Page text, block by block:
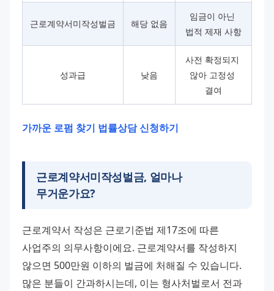
근로계약서미작성벌금 해당 없음
임금이 아닌
법적 제재 사항
성과급 낮음
사전 확정되지
않아 고정성
결여
가까운 로펌 찾기 법률상담 신청하기
근로계약서미작성벌금, 얼마나
무거운가요?
근로계약서 작성은 근로기준법 제17조에 따른
사업주의 의무사항이에요. 근로계약서를 작성하지
않으면 500만원 이하의 벌금에 처해질 수 있습니다.
많은 분들이 간과하시는데, 이는 형사처벌로서 전과